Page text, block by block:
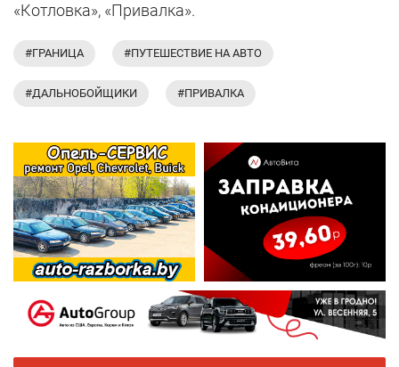
«Котловка», «Привалка».
#ГРАНИЦА #ПУТЕШЕСТВИЕ НА АВТО
#ДАЛЬНОБОЙЩИКИ #ПРИВАЛКА